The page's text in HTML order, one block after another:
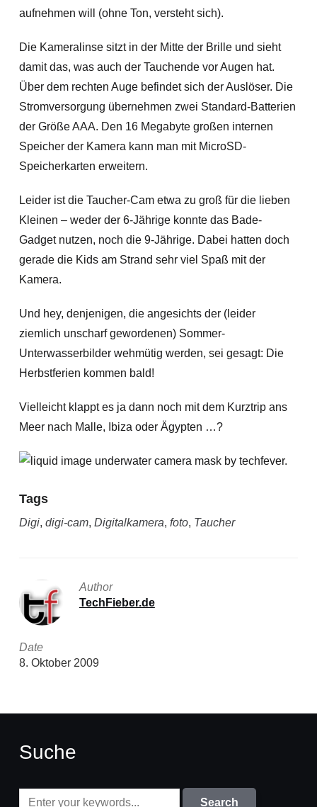
aufnehmen will (ohne Ton, versteht sich).
Die Kameralinse sitzt in der Mitte der Brille und sieht
damit das, was auch der Tauchende vor Augen hat.
Über dem rechten Auge befindet sich der Auslöser. Die
Stromversorgung übernehmen zwei Standard-Batterien
der Größe AAA. Den 16 Megabyte großen internen
Speicher der Kamera kann man mit MicroSD-
Speicherkarten erweitern.
Leider ist die Taucher-Cam etwa zu groß für die lieben
Kleinen – weder der 6-Jährige konnte das Bade-
Gadget nutzen, noch die 9-Jährige. Dabei hatten doch
gerade die Kids am Strand sehr viel Spaß mit der
Kamera.
Und hey, denjenigen, die angesichts der (leider
ziemlich unscharf gewordenen) Sommer-
Unterwasserbilder wehmütig werden, sei gesagt: Die
Herbstferien kommen bald!
Vielleicht klappt es ja dann noch mit dem Kurztrip ans
Meer nach Malle, Ibiza oder Ägypten …?
Tags
Digi, digi-cam, Digitalkamera, foto, Taucher
Author
TechFieber.de
Date
8. Oktober 2009
Suche